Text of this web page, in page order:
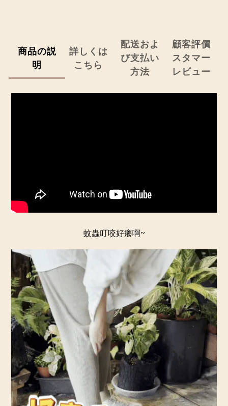
商品の説
明
詳しくは
こちら
配送およ
び支払い
方法
顧客評價
スタマー
レビュー
蚊蟲叮咬好癢啊~